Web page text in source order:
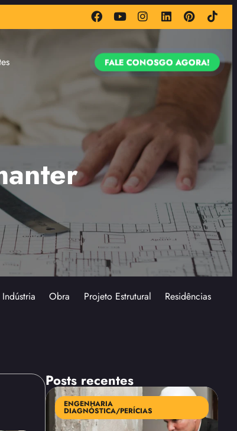
FALE CONOSGO AGORA!
Indústria Obra Projeto Estrutural Residências
Posts recentes
ENGENHARIA
DIAGNÓSTICA/PERÍCIAS